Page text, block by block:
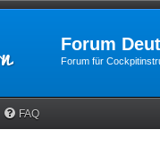
Forum
Forum für
FAQ